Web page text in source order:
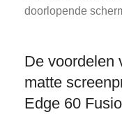
doorlopende
De voordelen
matte
Edge 60